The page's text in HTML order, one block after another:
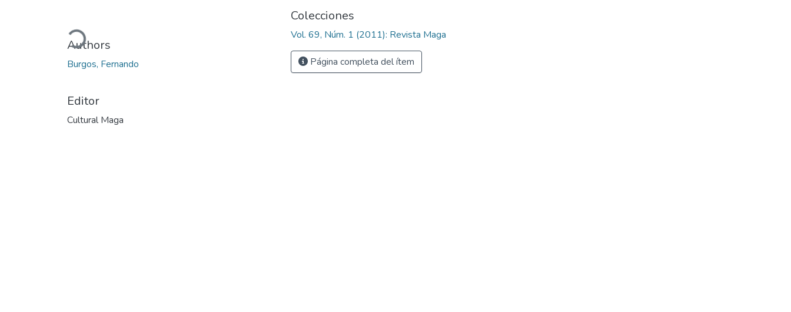
Cargando...
Authors
Burgos, Fernando
Editor
Cultural Maga
Colecciones
Vol. 69, Núm. 1 (2011): Revista Maga
Página completa del ítem